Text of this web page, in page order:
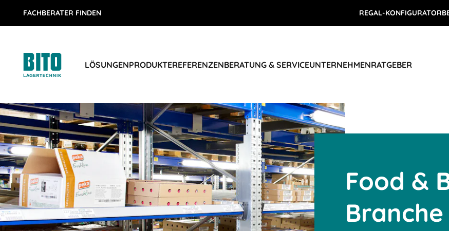
FACHBERATER FINDEN REGAL-KONFIGURATOR
LÖSUNGENPRODUKTEREFERENZENBERATUNG & SERVICEUNTERNEHMENRATGEBER
Food &
Branche